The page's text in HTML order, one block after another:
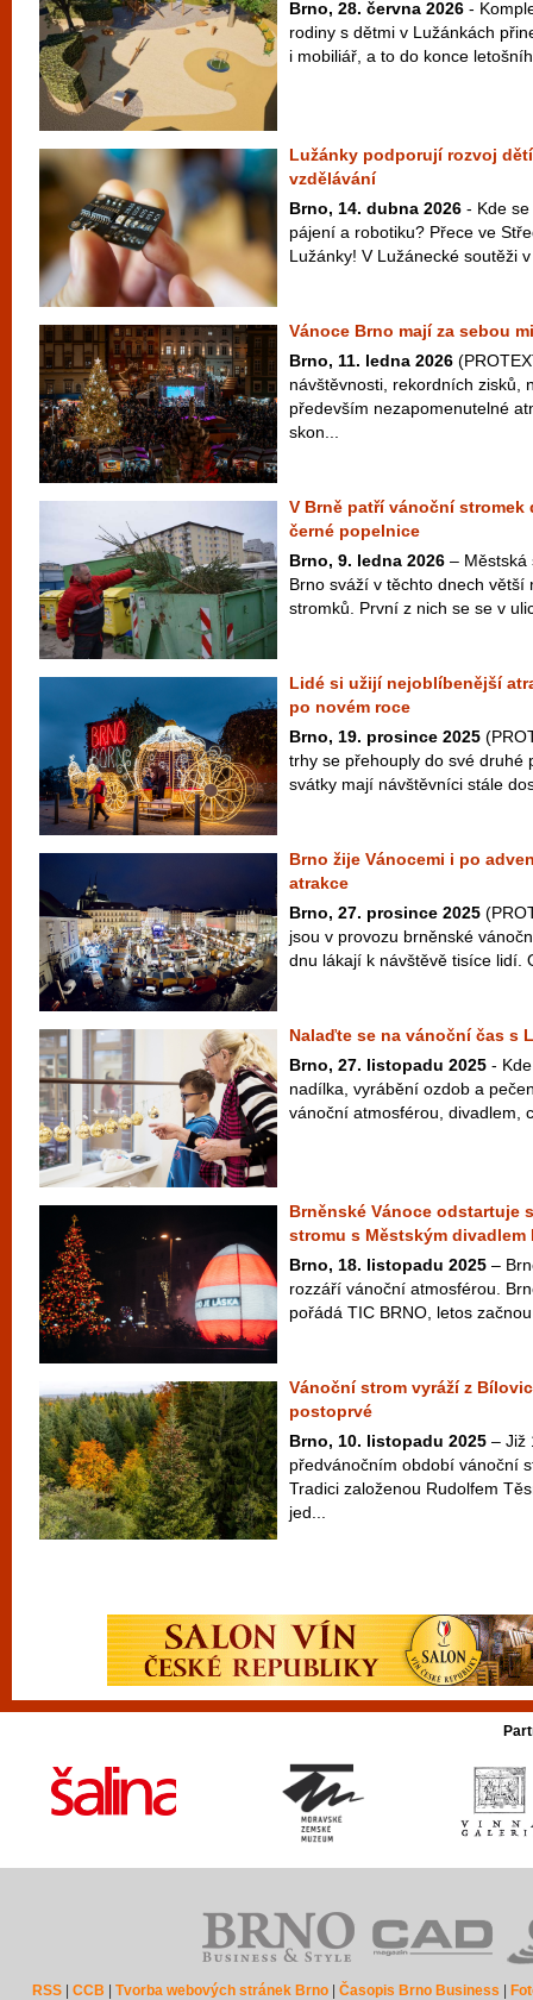
Brno, 28. června 2026 -
rodiny s dětmi v Lužánkách
i mobiliář, a to do konce
Lužánky podporují rozvoj
vzdělávání
Brno, 14. dubna 2026 - Kde
pájení a robotiku? Přece ve
Lužánky! V Lužánecké soutěži
Vánoce Brno mají za sebou
Brno, 11. ledna 2026
návštěvnosti, rekordních zisků,
především nezapomenutelné
skon...
V Brně patří vánoční
černé popelnice
Brno, 9. ledna 2026 – Městská
Brno sváží v těchto dnech větší
stromků. První z nich se se v
Lidé si užijí nejoblíbenější
po novém roce
Brno, 19. prosince 2025
trhy se přehouply do své druhé
svátky mají návštěvníci stále
Brno žije Vánocemi i po
atrakce
Brno, 27. prosince 2025
jsou v provozu brněnské
dnu lákají k návštěvě tisíce lidí.
Nalaďte se na vánoční čas s
Brno, 27. listopadu 2025 -
nadílka, vyrábění ozdob a
vánoční atmosférou, divadlem,
Brněnské Vánoce odstartuje
stromu s Městským divadlem
Brno, 18. listopadu 2025 –
rozzáří vánoční atmosférou.
pořádá TIC BRNO, letos
Vánoční strom vyráží z
postoprvé
Brno, 10. listopadu 2025 – Již
předvánočním období vánoční
Tradici založenou Rudolfem
jed...
RSS |CCB |Tvorba webových stránek Brno |Časopis Brno Business